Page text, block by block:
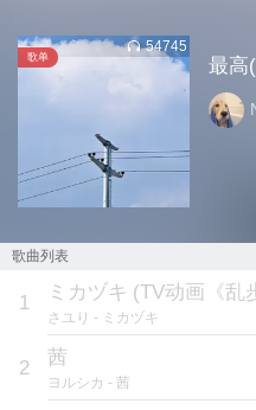
歌单
54745
最高
歌曲列表
1 ミカヅキ (TV动画《乱
さユり - ミカヅキ
2 茜
ヨルシカ - 茜